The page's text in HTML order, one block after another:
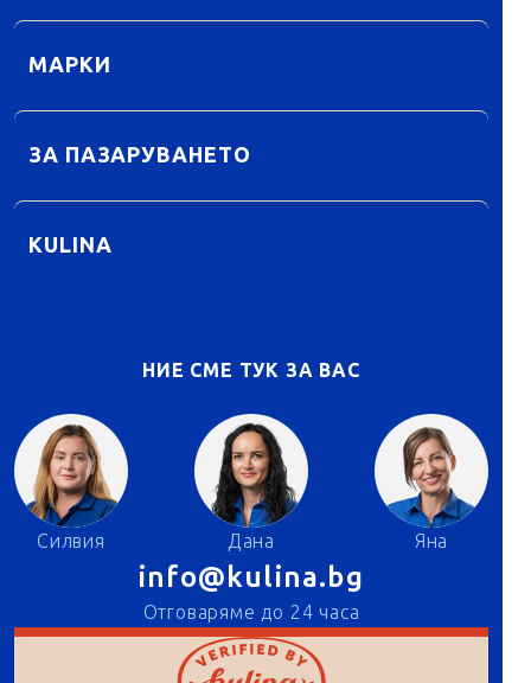
МАРКИ
ЗА ПАЗАРУВАНЕТО
KULINA
НИЕ СМЕ ТУК ЗА ВАС
Силвия Дана Яна
info@kulina.bg
Отговаряме до 24 часа